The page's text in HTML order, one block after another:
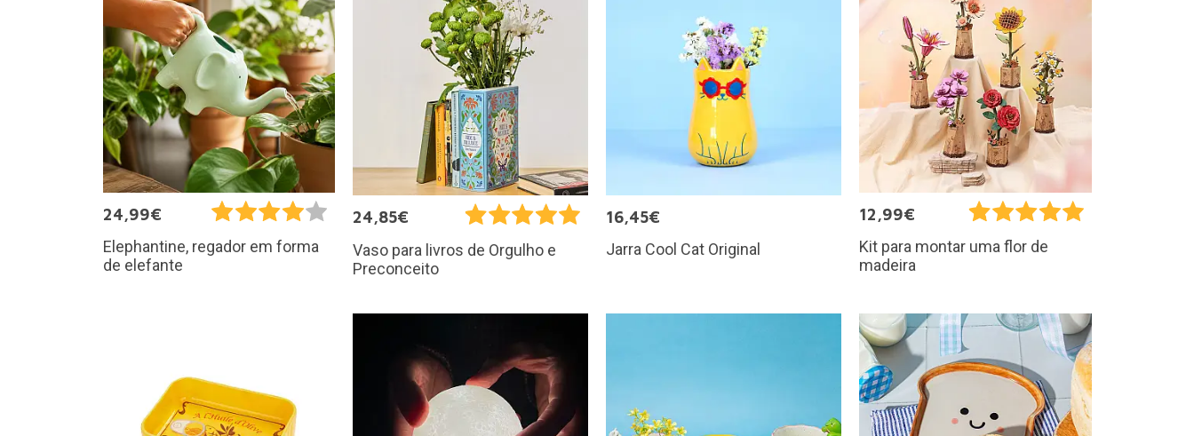
24,99€
Elephantine, regador em forma
de elefante
24,85€
Vaso para livros de Orgulho e
Preconceito
16,45€
Jarra Cool Cat Original
12,99€
Kit para montar uma flor de
madeira